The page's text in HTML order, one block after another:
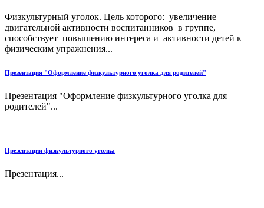
Физкультурный уголок. Цель которого: увеличение
двигательной активности воспитанников в группе,
способствует повышению интереса и активности детей к
физическим упражнения...
Презентация "Оформление физкультурного уголка для родителей"
Презентация "Оформление физкультурного уголка для
родителей"...
Презентация физкультурного уголка
Презентация...